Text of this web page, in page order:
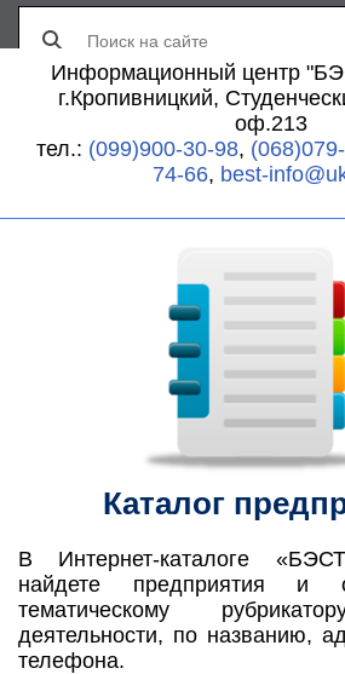
Информационный центр
г.Кропивницкий,
оф.213
тел.: (099)900-30-98,
74-66, best-
Каталог
В Интернет-каталоге
найдете предприятия и
тематическому
деятельности, по названию,
телефона.